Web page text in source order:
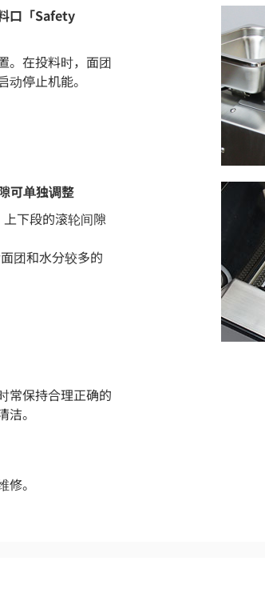
口「Safety
。在投料时，面团
停止机能。
可单独调整
下段的滚轮间隙
团和水分较多的
常保持合理正确的
。
。